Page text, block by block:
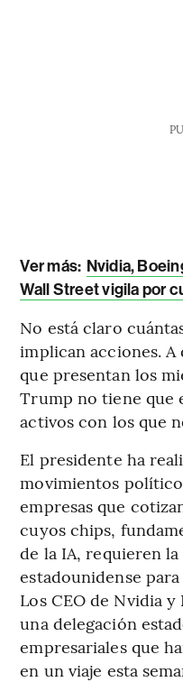
Ver más: Nvidia,
Wall Street vigila por
No está claro
implican acciones.
que presentan los
Trump no tiene que
activos con los que
El presidente ha
movimientos
empresas que
cuyos chips,
de la IA, requieren
estadounidense
Los CEO de Nvidia
una delegación
empresariales que
en un viaje esta